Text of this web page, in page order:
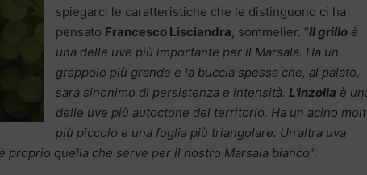
spiegarci le caratteristiche che le distinguono ci ha
pensato Francesco Lisciandra, sommelier. “Il grillo è
una delle uve più importante per il Marsala. Ha un
grappolo più grande e la buccia spessa che, al palato,
sarà sinonimo di persistenza e intensità. L’inzolia è
delle uve più autoctone del territorio. Ha un acino
più piccolo e una foglia più triangolare. Un’altra uva
proprio quella che serve per il nostro Marsala bianco”.